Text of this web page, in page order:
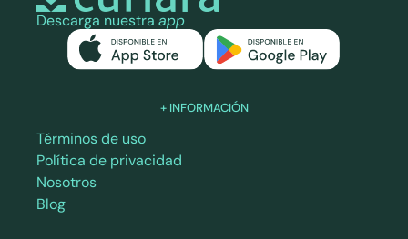
Descarga nuestra app
+ INFORMACIÓN
Términos de uso
Política de privacidad
Nosotros
Blog